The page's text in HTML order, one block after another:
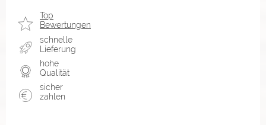
Top
Bewertungen
schnelle
Lieferung
hohe
Qualität
sicher
zahlen